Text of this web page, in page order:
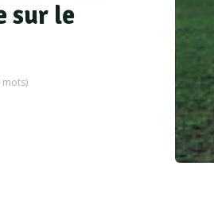
sur le
mots)